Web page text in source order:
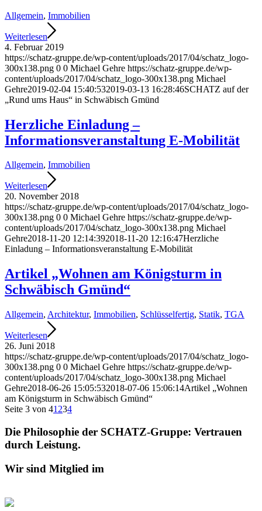
Allgemein, Immobilien
Weiterlesen
4. Februar 2019
https://schatz-gruppe.de/wp-content/uploads/2017/04/schatz_logo-
300x138.png 0 0 Michael Gehre https://schatz-gruppe.de/wp-
content/uploads/2017/04/schatz_logo-300x138.png Michael
Gehre2019-02-04 15:40:532019-03-13 16:28:46SCHATZ auf der
„Rund ums Haus“ in Schwäbisch Gmünd
Herzliche Einladung –
Informationsveranstaltung E-Mobilität
Allgemein, Immobilien
Weiterlesen
20. November 2018
https://schatz-gruppe.de/wp-content/uploads/2017/04/schatz_logo-
300x138.png 0 0 Michael Gehre https://schatz-gruppe.de/wp-
content/uploads/2017/04/schatz_logo-300x138.png Michael
Gehre2018-11-20 12:14:392018-11-20 12:16:47Herzliche
Einladung – Informationsveranstaltung E-Mobilität
Artikel „Wohnen am Königsturm in
Schwäbisch Gmünd“
Allgemein, Architektur, Immobilien, Schlüsselfertig, Statik, TGA
Weiterlesen
26. Juni 2018
https://schatz-gruppe.de/wp-content/uploads/2017/04/schatz_logo-
300x138.png 0 0 Michael Gehre https://schatz-gruppe.de/wp-
content/uploads/2017/04/schatz_logo-300x138.png Michael
Gehre2018-06-26 15:05:532018-07-06 15:06:14Artikel „Wohnen
am Königsturm in Schwäbisch Gmünd“
Seite 3 von 41 234
Die Philosophie der SCHATZ-Gruppe: Vertrauen
durch Leistung.
Wir sind Mitglied im